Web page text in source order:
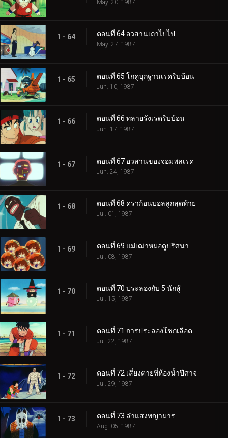
May. 20, 1987
1 - 64 ตอนที่ 64 อวสานเถาไปไป
May. 27, 1987
1 - 65 ตอนที่ 65 โกคูบุกฐานเรดริบบ้อน
Jun. 10, 1987
1 - 66 ตอนที่ 66 ทลายรังเรดริบบ้อน
Jun. 17, 1987
1 - 67 ตอนที่ 67 อวสานของจอมพลเรด
Jun. 24, 1987
1 - 68 ตอนที่ 68 ดราก้อนบอลลูกสุดท้าย
Jul. 01, 1987
1 - 69 ตอนที่ 69 แม่เฒ่าหมอดูปริศนา
Jul. 08, 1987
1 - 70 ตอนที่ 70 ประลองกับ 5 นักสู้
Jul. 15, 1987
1 - 71 ตอนที่ 71 การประลองโชกเลือด
Jul. 22, 1987
1 - 72 ตอนที่ 72 เสี่ยงตายที่ห้องน้ำปีศาจ
Jul. 29, 1987
1 - 73 ตอนที่ 73 ลำแสงพญามาร
Aug. 05, 1987